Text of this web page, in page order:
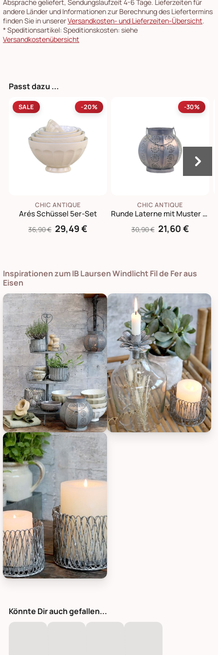
Absprache geliefert, Sendungslaufzeit 4-6 Tage. Lieferzeiten für
andere Länder und Informationen zur Berechnung des Liefertermins
finden Sie in unsererVersandkosten- und Lieferzeiten-Übersicht.
*Speditionsartikel: Speditionskosten: siehe
Versandkostenübersicht
Passt dazu ...
SALE -20%
CHIC ANTIQUE
Arés Schüssel 5er-Set
36,90 € 29,49 €
-30%
CHIC ANTIQUE
Runde Laterne mit Muster aus Eisen
30,90 € 21,60 €
Inspirationen zum IB Laursen Windlicht Fil de Fer aus
Eisen
Chic Antique Windlicht Fil de Fer aus Eisen, Bild 1
Könnte Dir auch gefallen...